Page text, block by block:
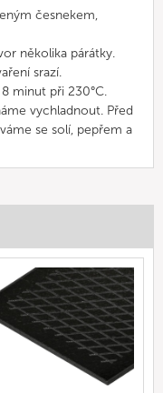
česnekem,
několika párátky.
srazí.
minut při 230°C.
vychladnout. Před
se solí, pepřem a